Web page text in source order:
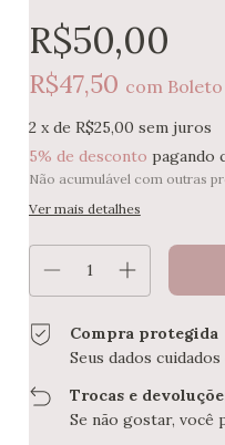
R$50,00
R$47,50 com Boleto
2 x de R$25,00 sem juros
5% de desconto pagando
Não acumulável com outras
Ver mais detalhes
Compra protegida
Seus dados
Trocas e
Se não gostar, você